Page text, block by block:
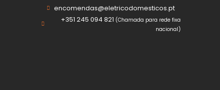
encomendas@eletricodomesticos.pt
+351 245 094 821 (Chamada para rede fixa
nacional)